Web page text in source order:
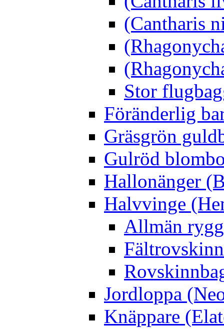
(Cantharis
Stor
Föränderlig
Gräsgrön
Gulröd
Hallonänger
Halvvinge
Allmän
Jordloppa
Knäppare